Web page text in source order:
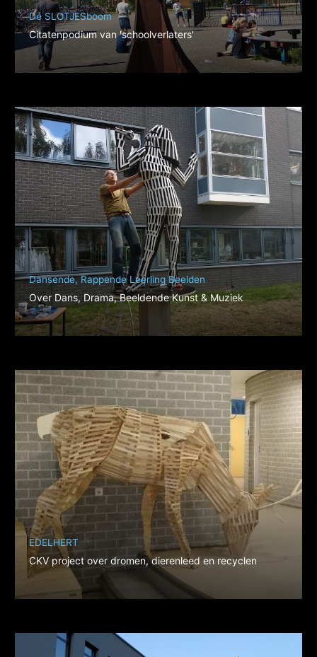
Dé SLOTJESboom
Citatenpodium van 'schoolverlaters'
Dansende, Rappende Leerling Beelden
Over Dans, Drama, Beeldende Kunst & Muziek
EDELHERT
CKV project over dromen, dierenleed en recyclen